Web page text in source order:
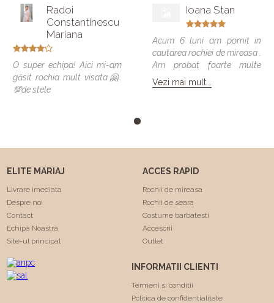
Radoi
Constantinescu
Mariana
O super echipa! Aici mi-am
găsit rochia mult visata🤗.
💯de stele
Ioana Stan
Acum 6 luni am pornit in
cautarea rochiei de mireasa .
Am probat foarte multe
modele si vreau sa spun ca
toate veneau bine , dar
"Trash the dress" si a rezistat
multumesc echipa Elite
Mariaj faceti minuni .❤️❤️
Vezi mai mult...
ELITE MARIAJ
Livrare imediata
Despre noi
Contact
Echipa Noastra
Site-ul principal
ACCES RAPID
Rochii de mireasa
Rochii de seara
Costume barbatesti
Accesorii
Outlet
INFORMATII CLIENTI
Termeni si conditii
Politica de confidentialitate